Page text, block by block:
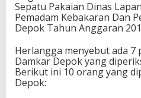
Sepatu Pakaian Dinas
Pemadam Kebakaran Dan
Depok Tahun Anggaran
Herlangga menyebut ada 7
Damkar Depok yang
Berikut ini 10 orang yang
Depok: